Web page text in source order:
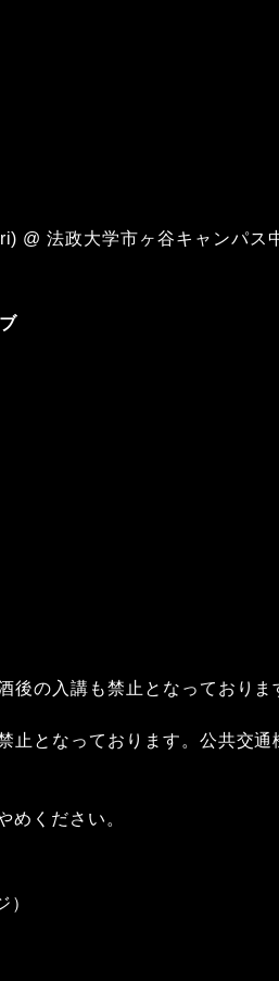
@ 法政大学市ヶ谷キャンパス
後の入講も禁止となっておりま
止となっております。公共交通
めください。
）